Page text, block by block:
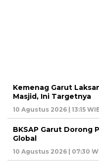
Kemenag Garut
Masjid, Ini Targetnya
10 Agustus 2026 | 13:15
BKSAP Garut Dorong
Global
10 Agustus 2026 | 07:30